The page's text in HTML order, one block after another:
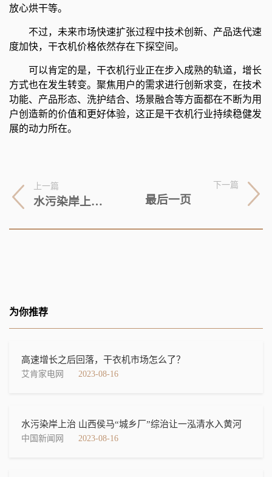
放心烘干等。
不过，未来市场快速扩张过程中技术创新、产品迭代速
度加快，干衣机价格依然存在下探空间。
可以肯定的是，干衣机行业正在步入成熟的轨道，增长
方式也在发生转变。聚焦用户的需求进行创新求变，在技术
功能、产品形态、洗护结合、场景融合等方面都在不断为用
户创造新的价值和更好体验，这正是干衣机行业持续稳健发
展的动力所在。
上一篇
水污染岸上治 山西侯马“城乡厂”综治让一泓清水入黄河
下一篇
最后一页
为你推荐
高速增长之后回落，干衣机市场怎么了？
艾肯家电网 2023-08-16
水污染岸上治 山西侯马“城乡厂”综治让一泓清水入黄河
中国新闻网 2023-08-16